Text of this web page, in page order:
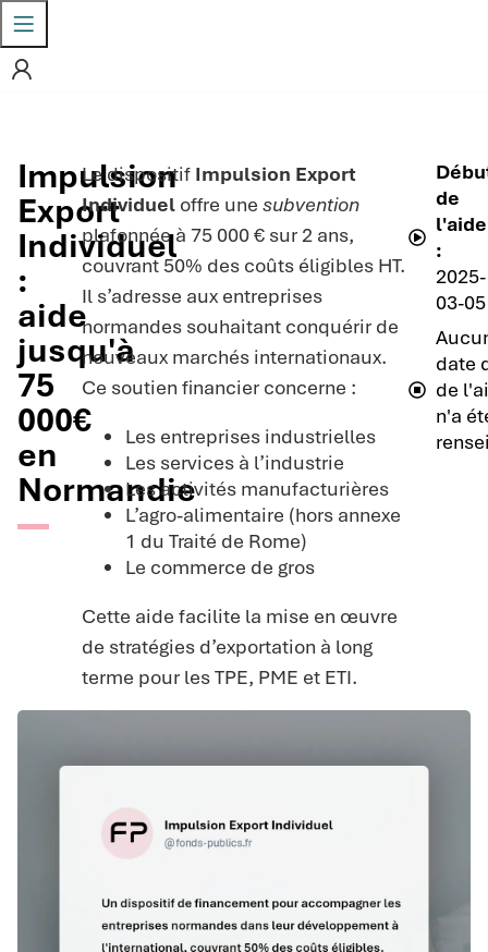
Impulsion
Export
Individuel
:
aide
jusqu'à
75
000€
en
Normandie
Le dispositif Impulsion Export
Individueloffre une subvention
plafonnée à 75 000 € sur 2 ans,
couvrant 50% des coûts éligibles HT.
Il s’adresse aux entreprises
normandes souhaitant conquérir de
nouveaux marchés internationaux.
Ce soutien financier concerne :
Les entreprises industrielles
Les services à l’industrie
Les activités manufacturières
L’agro-alimentaire (hors annexe
1 du Traité de Rome)
Le commerce de gros
Cette aide facilite la mise en œuvre
de stratégies d’exportation à long
terme pour les TPE, PME et ETI.
de
l'aide
:
2025-
03-05
date
de
n'a